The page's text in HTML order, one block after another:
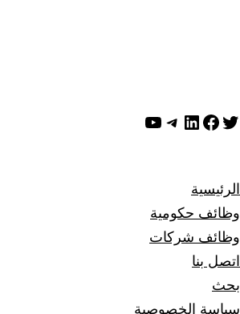
تويترفيسبوك
لينكد إن تيليجرام
يوتيوب
الرئيسية
وظائف حكومية
وظائف شركات
اتصل بنا
بحث
سياسة الخصوصية